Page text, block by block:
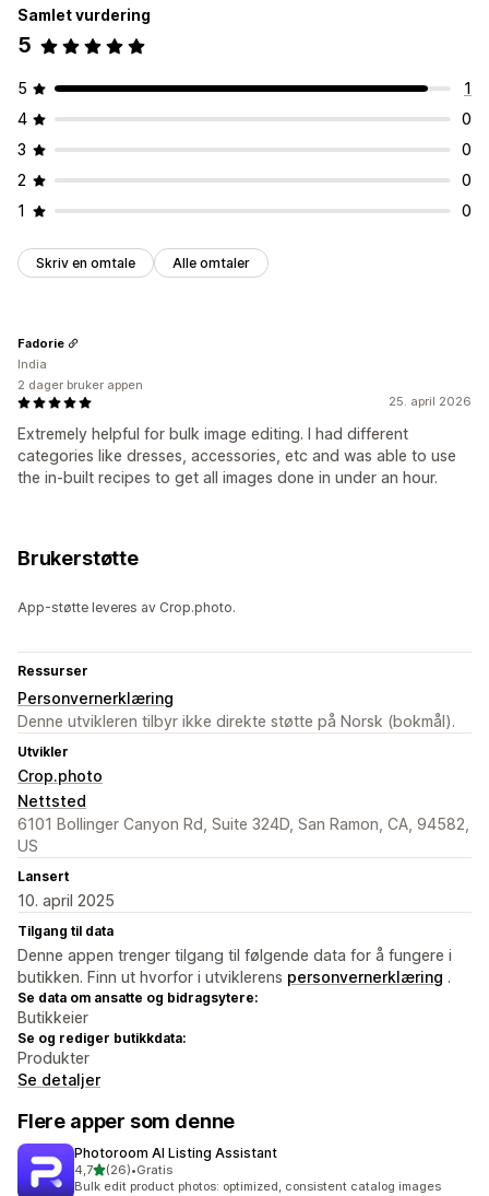
Samlet vurdering
5
5
1
4
0
3
0
2
0
1
0
Skriv en omtale Alle omtaler
25. april 2026
Extremely helpful for bulk image editing. I had different
categories like dresses, accessories, etc and was able to use
the in-built recipes to get all images done in under an hour.
Fadorie
India
2 dager bruker appen
Brukerstøtte
App-støtte leveres av Crop.photo.
Ressurser
Personvernerklæring
Denne utvikleren tilbyr ikke direkte støtte på Norsk (bokmål).
Utvikler
Crop.photo
Nettsted
6101 Bollinger Canyon Rd, Suite 324D, San Ramon, CA, 94582,
US
Lansert
10. april 2025
Tilgang til data
Denne appen trenger tilgang til følgende data for å fungere i
butikken. Finn ut hvorfor i utviklerens personvernerklæring .
Se data om ansatte og bidragsytere:
Butikkeier
Se og rediger butikkdata:
Produkter
Se detaljer
Flere apper som denne
Photoroom AI Listing Assistant
4,7av 5 stjerner
(26)
Totalt 26 omtaler
•Gratis
Bulk edit product photos: optimized, consistent catalog images